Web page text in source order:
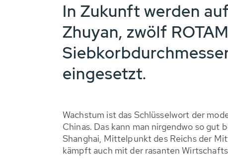
In Zukunft werden
Zhuyan, zwölf
eingesetzt.
Wachstum ist das Schlüsselwort der
Chinas. Das kann man nirgendwo so gut
Shanghai, Mittelpunkt des Reichs der
kämpft auch mit der rasanten